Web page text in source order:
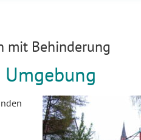
mit Behinderung